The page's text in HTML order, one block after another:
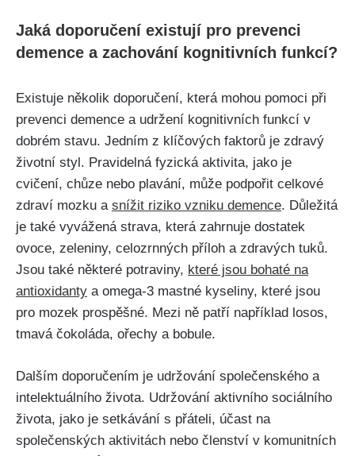
Jaká doporučení existují pro prevenci
demence a zachování kognitivních funkcí?
Existuje několik doporučení, která mohou pomoci při
prevenci demence a udržení kognitivních funkcí v
dobrém stavu. Jedním z klíčových faktorů je zdravý
životní styl. Pravidelná fyzická aktivita, jako je
cvičení, chůze nebo plavání, může podpořit celkové
zdraví mozku a snížit riziko vzniku demence. Důležitá
je také vyvážená strava, která zahrnuje dostatek
ovoce, zeleniny, celozrnných příloh a zdravých tuků.
Jsou také některé potraviny, které jsou bohaté na
antioxidanty a omega-3 mastné kyseliny, které jsou
pro mozek prospěšné. Mezi ně patří například losos,
tmavá čokoláda, ořechy a bobule.
Dalším doporučením je udržování společenského a
intelektuálního života. Udržování aktivního sociálního
života, jako je setkávání s přáteli, účast na
společenských aktivitách nebo členství v komunitních